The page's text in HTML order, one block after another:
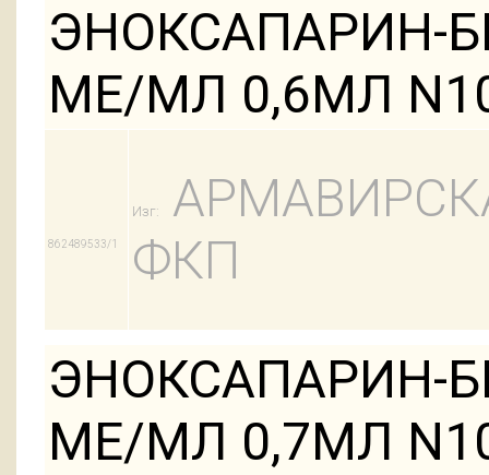
ЭНОКСАПАРИН-
МЕ/МЛ 0,6МЛ
862489533/1
Изг:
ФКП
ЭНОКСАПАРИН-
МЕ/МЛ 0,7МЛ